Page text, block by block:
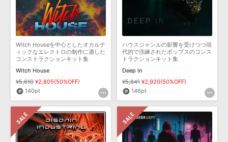
Witch Houseを中心としたオカルテ
ィックなエレクトロの制作に適した
コンストラクションキット集
Witch House
¥5,610 ¥2,805(50%OFF)
140pt
ハウスジャンルの影響を受けつつ現
代的で洗練されたポップスのコンス
トラクションキット集
Deep In
¥5,841 ¥2,920(50%OFF)
146pt